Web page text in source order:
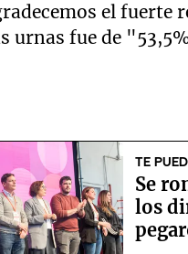
el fuerte
urnas fue de
TE
Se
los